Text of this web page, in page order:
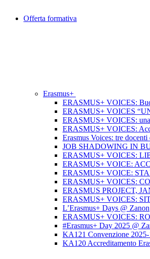
Offerta formativa
Erasmus+
ERASMUS+ VOICES:
ERASMUS+ VOICES
ERASMUS+ VOICES: una
ERASMUS+ VOICES:
Erasmus Voices: tre
JOB SHADOWING IN
ERASMUS+ VOICES:
ERASMUS+ VOICE:
ERASMUS+ VOICE:
ERASMUS+ VOICES:
ERASMUS PROJECT,
ERASMUS+ VOICES:
L’Erasmus+ Days @ Zanon
ERASMUS+ VOICES:
#Erasmus+ Day 2025 @
KA121 Convenzione
KA120 Accreditamento